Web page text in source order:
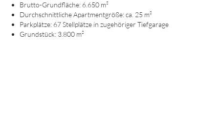
Brutto-Grundfläche: 6.650 m²
Durchschnittliche Apartmentgröße: ca. 25 m²
Parkplätze: 67 Stellplätze in zugehöriger Tiefgarage
Grundstück: 3.800 m²